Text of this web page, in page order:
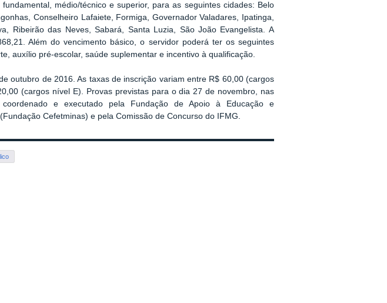
médio/técnico e superior, para as seguintes cidades: Belo
Conselheiro Lafaiete, Formiga, Governador Valadares, Ipatinga,
Ribeirão das Neves, Sabará, Santa Luzia, São João Evangelista. A
Além do vencimento básico, o servidor poderá ter os seguintes
auxílio pré-escolar, saúde suplementar e incentivo à qualificação.
outubro de 2016. As taxas de inscrição variam entre R$ 60,00 (cargos
(cargos nível E). Provas previstas para o dia 27 de novembro, nas
e executado pela Fundação de Apoio à Educação e
Cefetminas) e pela Comissão de Concurso do IFMG.